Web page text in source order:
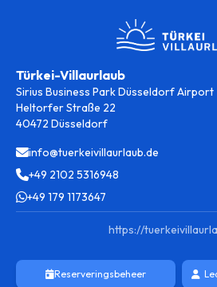
Türkei-Villaurlaub
Sirius Business Park Düsseldorf Airport
Heltorfer Straße 22
40472 Düsseldorf
info@tuerkeivillaurlaub.de
+49 2102 5316948
+49 179 1173647
https://
Reserveringsbeheer